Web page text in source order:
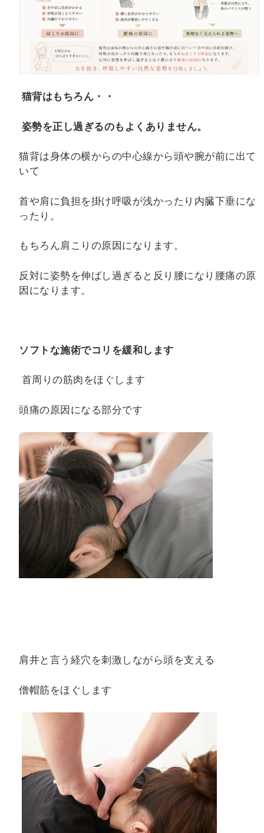
猫背はもちろん・・
姿勢を正し過ぎるのもよくありません。
猫背は身体の横からの中心線から頭や腕が前に出て
いて
首や肩に負担を掛け呼吸が浅かったり内臓下垂にな
ったり。
もちろん肩こりの原因になります。
反対に姿勢を伸ばし過ぎると反り腰になり腰痛の原
因になります。
ソフトな施術でコリを緩和します
首周りの筋肉をほぐします
頭痛の原因になる部分です
肩井と言う経穴を刺激しながら頭を支える
僧帽筋をほぐします